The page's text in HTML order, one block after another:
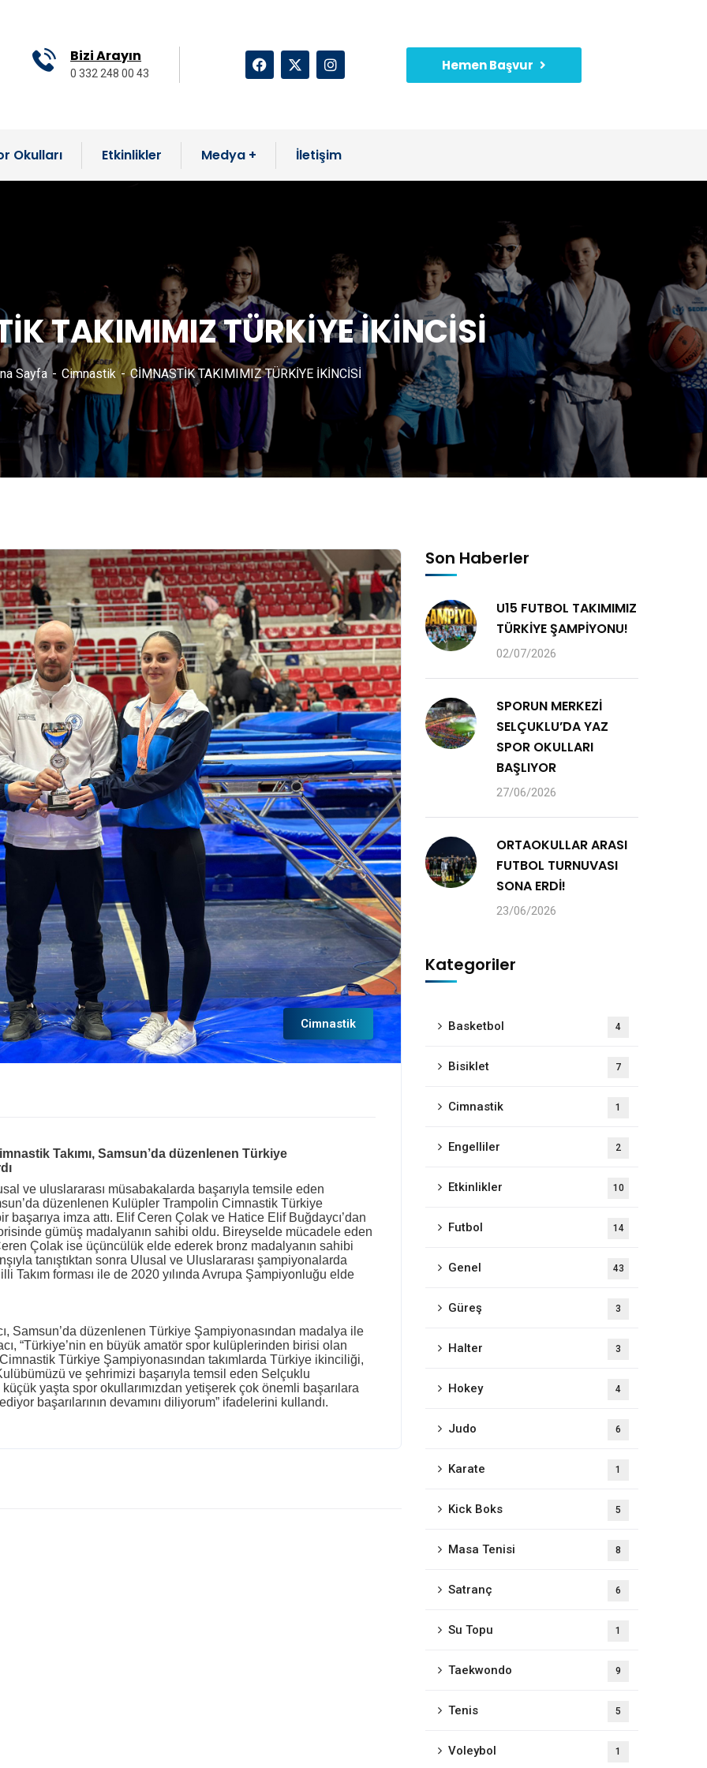
Bizi Arayın
0 332 248 00 43 Hemen Başvur
Okulları Etkinlikler Medya İletişim
TAKIMIMIZ TÜRKİYE İKİNCİSİ
Sayfa Cimnastik CİMNASTİK TAKIMIMIZ TÜRKİYE İKİNCİSİ
Cimnastik
Takımı, Samsun’da düzenlenen Türkiye
ve uluslararası müsabakalarda başarıyla temsile eden
düzenlenen Kulüpler Trampolin Cimnastik Türkiye
imza attı. Elif Ceren Çolak ve Hatice Elif Buğdaycı’dan
gümüş madalyanın sahibi oldu. Bireyselde mücadele eden
Çolak ise üçüncülük elde ederek bronz madalyanın sahibi
tanıştıktan sonra Ulusal ve Uluslararası şampiyonalarda
forması ile de 2020 yılında Avrupa Şampiyonluğu elde
Samsun’da düzenlenen Türkiye Şampiyonasından madalya ile
“Türkiye’nin en büyük amatör spor kulüplerinden birisi olan
Türkiye Şampiyonasından takımlarda Türkiye ikinciliği,
ve şehrimizi başarıyla temsil eden Selçuklu
yaşta spor okullarımızdan yetişerek çok önemli başarılara
başarılarının devamını diliyorum” ifadelerini kullandı.
Son Haberler
U15 FUTBOL TAKIMIMIZ
TÜRKİYE ŞAMPİYONU!
02/07/2026
SPORUN MERKEZİ
SELÇUKLU’DA YAZ
SPOR OKULLARI
BAŞLIYOR
27/06/2026
ORTAOKULLAR ARASI
FUTBOL TURNUVASI
SONA ERDİ!
23/06/2026
Kategoriler
Basketbol 4
Bisiklet 7
Cimnastik 1
Engelliler 2
Etkinlikler 10
Futbol 14
Genel 43
Güreş 3
Halter 3
Hokey 4
Judo 6
Karate 1
Kick Boks 5
Masa Tenisi 8
Satranç 6
Su Topu 1
Taekwondo 9
Tenis 5
Voleybol 1
Galeri
S.S.S